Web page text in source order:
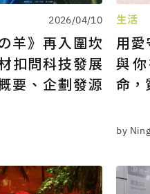
2026/04/10
羊》再入圍坎
扣問科技發展
要、企劃發源
生活
用
與
命，
by